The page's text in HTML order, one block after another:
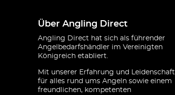
Über Angling Direct
Angling Direct hat sich als führender
Angelbedarfshändler im Vereinigten
Königreich etabliert.
Mit unserer Erfahrung und Leidenschaft
für alles rund ums Angeln sowie einem
freundlichen, kompetenten